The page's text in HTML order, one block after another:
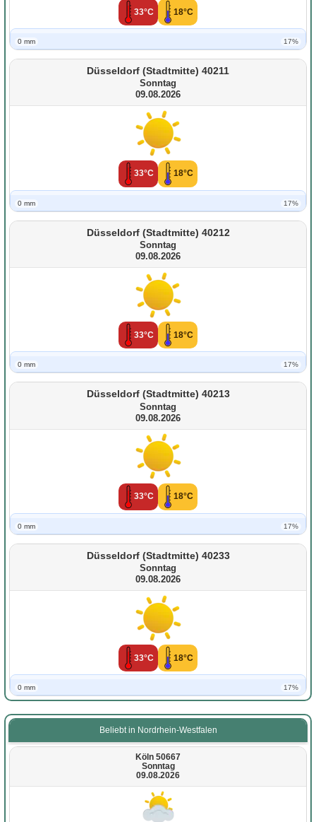
33°C 18°C
0 mm 17%
Düsseldorf (Stadtmitte) 40211
Sonntag
09.08.2026
33°C 18°C
0 mm 17%
Düsseldorf (Stadtmitte) 40212
Sonntag
09.08.2026
33°C 18°C
0 mm 17%
Düsseldorf (Stadtmitte) 40213
Sonntag
09.08.2026
33°C 18°C
0 mm 17%
Düsseldorf (Stadtmitte) 40233
Sonntag
09.08.2026
33°C 18°C
0 mm 17%
Beliebt in Nordrhein-Westfalen
Köln 50667
Sonntag
09.08.2026